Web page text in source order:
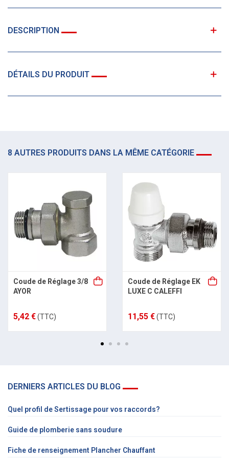
DESCRIPTION
DÉTAILS DU PRODUIT
8 AUTRES PRODUITS DANS LA MÊME CATÉGORIE
Coude de Réglage 3/8
AYOR
5,42 €(TTC)
Coude de Réglage EK
LUXE C CALEFFI
11,55 €(TTC)
DERNIERS ARTICLES DU BLOG
Quel profil de Sertissage pour vos raccords?
Guide de plomberie sans soudure
Fiche de renseignement Plancher Chauffant